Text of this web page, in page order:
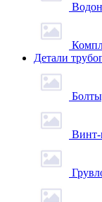
Детали
Винт-